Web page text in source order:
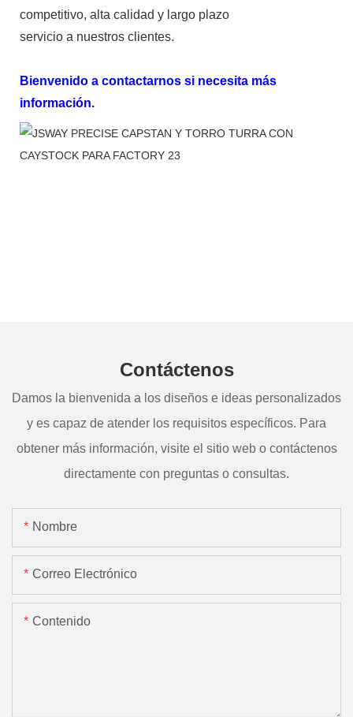
competitivo, alta calidad y largo plazo
servicio a nuestros clientes.
Bienvenido a contactarnos si necesita más
información.
Contáctenos
Damos la bienvenida a los diseños e ideas personalizados
y es capaz de atender los requisitos específicos. Para
obtener más información, visite el sitio web o contáctenos
directamente con preguntas o consultas.
Nombre
Correo Electrónico
Contenido